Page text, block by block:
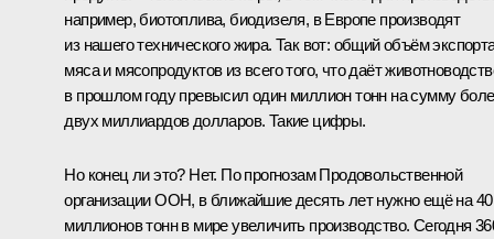
например, биотоплива, биодизеля, в Европе производят
из нашего технического жира. Так вот: общий объём
мяса и мясопродуктов из всего того, что даёт
в прошлом году превысил один миллион тонн на сумму
двух миллиардов долларов. Такие цифры.
Но конец ли это? Нет. По прогнозам Продовольственной
организации ООН, в ближайшие десять лет нужно ещё на 40
миллионов тонн в мире увеличить производство. Сегодня